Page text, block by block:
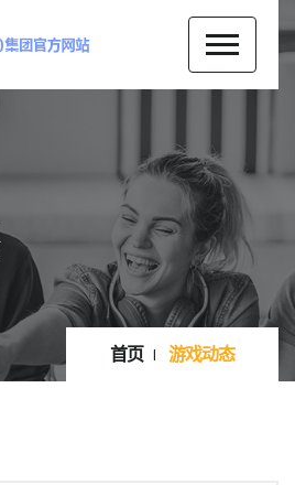
首页 游戏动态